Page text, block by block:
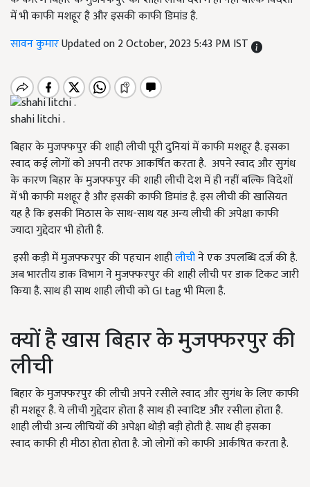
में भी काफी मशहूर है और इसकी काफी डिमांड है.
सावन कुमारUpdated on 2 October, 2023 5:43 PM IST
shahi litchi .
बिहार के मुजफ्फपुर की शाही लीची पूरी दुनियां में काफी मशहूर है. इसका
स्वाद कई लोगों को अपनी तरफ आकर्ष‍ित करता है. अपने स्वाद और सुगंध
के कारण बिहार के मुजफ्फपुर की शाही लीची देश में ही नहीं बल्कि विदेशों
में भी काफी मशहूर है और इसकी काफी डिमांड है. इस लीची की खासियत
यह है कि इसकी मिठास के साथ-साथ यह अन्य लीची की अपेक्षा काफी
ज्यादा गुद्देदार भी होती है.
इसी कड़ी में मुजफ्फरपुर की पहचान शाहीलीचीने एक उपलब्ध‍ि दर्ज की है.
अब भारतीय डाक विभाग ने मुजफ्फरपुर की शाही लीची पर डाक टिकट जारी
क‍िया है. साथ ही साथ शाही लीची को GI tag भी मिला है.
क्यों है खास बिहार के मुजफ्फरपुर की
लीची
बिहार के मुजफ्फरपुर की लीची अपने रसीले स्वाद और सुगंध के लिए काफी
ही मशहूर है. ये लीची गुद्देदार होता है साथ ही स्वादिष्ट और रसीला होता है.
शाही लीची अन्य लीचियों की अपेक्षा थोड़ी बड़ी होती है. साथ ही इसका
स्वाद काफी ही मीठा होता होता है. जो लोगों को काफी आर्कषित करता है.